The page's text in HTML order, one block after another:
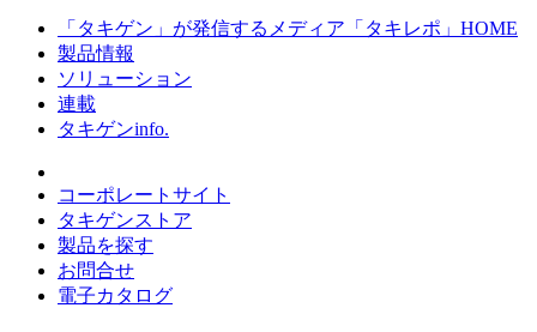
「タキゲン」が発信するメディア「タキレポ」HOME
製品情報
ソリューション
連載
タキゲンinfo.
コーポレートサイト
タキゲンストア
製品を探す
お問合せ
電子カタログ